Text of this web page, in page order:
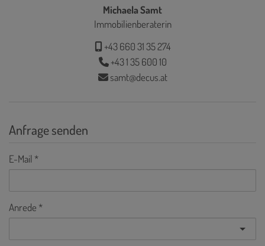
Michaela Samt
Immobilienberaterin
+43 660 31 35 274
+43 1 35 600 10
samt@decus.at
Anfrage senden
E-Mail
Anrede